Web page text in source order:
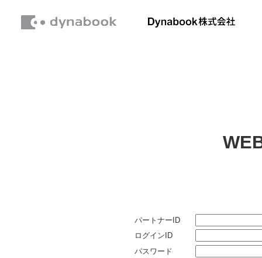
パートナーID
ログインID
パスワード